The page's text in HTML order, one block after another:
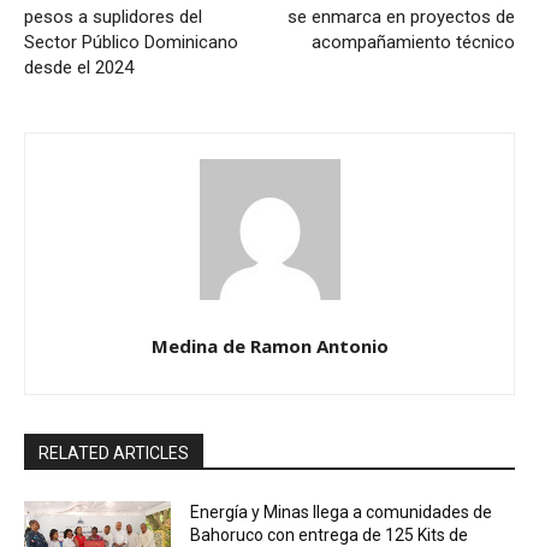
pesos a suplidores del
Sector Público Dominicano
desde el 2024
se enmarca en proyectos de
acompañamiento técnico
Medina de Ramon Antonio
RELATED ARTICLES
Energía y Minas llega a comunidades de
Bahoruco con entrega de 125 Kits de